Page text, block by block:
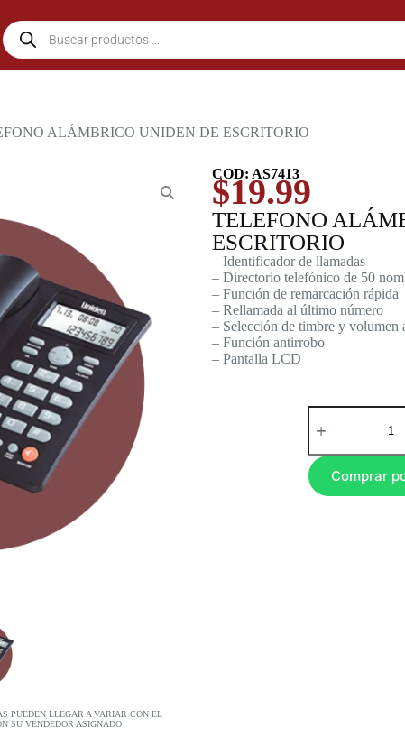
ALÁMBRICO UNIDEN DE ESCRITORIO
PUEDEN LLEGAR A VARIAR CON EL
SU VENDEDOR ASIGNADO
COD: AS7413
$19.99
TELEFONO
ESCRITORIO
– Identificador de llamadas
– Directorio telefónico de 50
– Función de remarcación rápida
– Rellamada al último número
– Selección de timbre y volumen
– Función antirrobo
– Pantalla LCD
Comprar